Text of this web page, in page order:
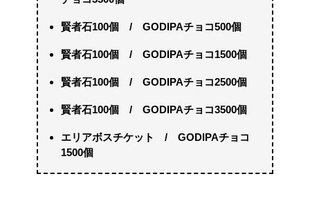
賢者石100個 / GODIPAチョコ500個
賢者石100個 / GODIPAチョコ1500個
賢者石100個 / GODIPAチョコ2500個
賢者石100個 / GODIPAチョコ3500個
エリアボスチケット / GODIPAチョコ
1500個